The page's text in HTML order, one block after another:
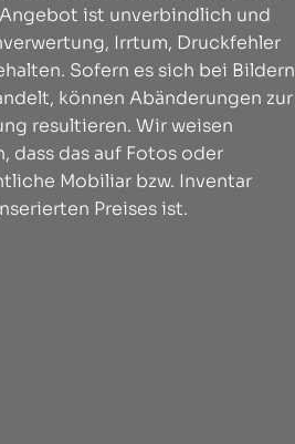
ist unverbindlich und
Irrtum, Druckfehler
Sofern es sich bei Bildern
können Abänderungen zur
resultieren. Wir weisen
dass das auf Fotos oder
Mobiliar bzw. Inventar
Preises ist.